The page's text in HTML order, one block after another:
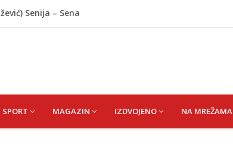
Senija – Sena
obilježavanja godišnjice: "Doživjela sam poniženje
sinu"
Nezvanično, osumnjičena supruga ubijenog
SPORT MAGAZIN IZDVOJENO NA MREŽAMA